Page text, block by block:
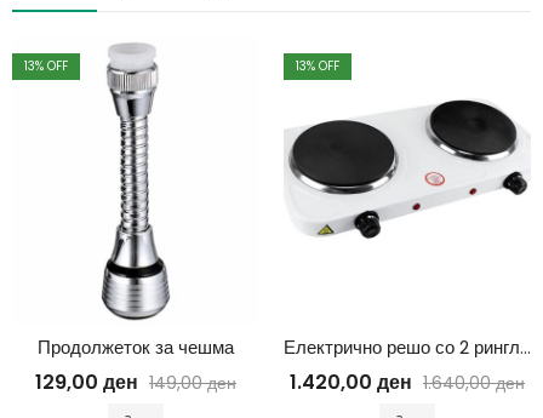
13% OFF
Продолжеток за чешма
129,00 ден 149,00ден
13% OFF
Електрично решо со 2 рингли 2000w
1.420,00 ден 1.640,00ден